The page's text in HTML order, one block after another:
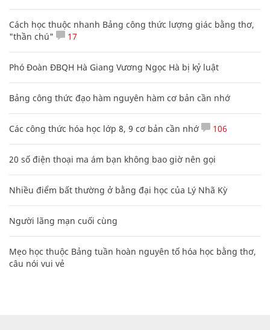
Cách học thuộc nhanh Bảng công thức lượng giác bằng thơ,
"thần chú"
17
Phó Đoàn ĐBQH Hà Giang Vương Ngọc Hà bị kỷ luật
Bảng công thức đạo hàm nguyên hàm cơ bản cần nhớ
Các công thức hóa học lớp 8, 9 cơ bản cần nhớ 106
20 số điện thoại ma ám bạn không bao giờ nên gọi
Nhiều điểm bất thường ở bằng đại học của Lý Nhã Kỳ
Người lãng mạn cuối cùng
Mẹo học thuộc Bảng tuần hoàn nguyên tố hóa học bằng thơ,
câu nói vui vẻ